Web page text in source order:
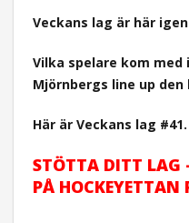
Veckans lag är här
Vilka spelare kom
Mjörnbergs line up den
Här är Veckans lag #41.
STÖTTA DITT LAG
PÅ HOCKEYETTAN